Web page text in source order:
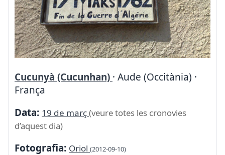
Cucunyà (Cucunhan) · Aude (Occitània) ·
França
Data: 19 de març(veure totes les cronovies
d’aquest dia)
Fotografia: Oriol (2012-09-10)